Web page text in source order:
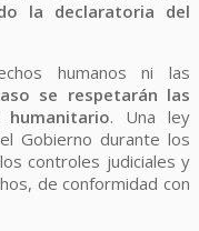
la declaratoria del
humanos ni las
se respetarán las
. Una ley
Gobierno durante los
controles judiciales y
de conformidad con